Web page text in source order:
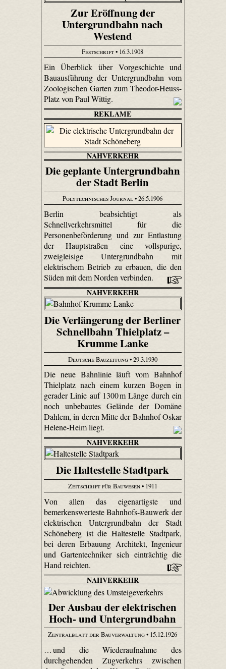
Zur Eröffnung der
Untergrundbahn nach
Westend
Festschrift• 16.3.1908
Ein Überblick über Vorgeschichte und
Bauausführung der Untergrundbahn vom
Zoologischen Garten zum Theodor-Heuss-
Platz von Paul Wittig.
REKLAME
NAHVERKEHR
Die geplante Untergrundbahn
der Stadt Berlin
Polytechnisches Journal• 26.5.1906
Berlin beabsichtigt als
Schnellverkehrsmittel für die
Personenbeförderung und zur Entlastung
der Hauptstraßen eine vollspurige,
zweigleisige Untergrundbahn mit
elektrischem Betrieb zu erbauen, die den
Süden mit dem Norden verbinden.
NAHVERKEHR
Die Verlängerung der Berliner
Schnellbahn Thielplatz –
Krumme Lanke
Deutsche Bauzeitung• 29.3.1930
Die neue Bahnlinie läuft vom Bahnhof
Thiel­platz nach einem kurzen Bogen in
gerader Linie auf 1300 m Länge durch ein
noch unbebautes Gelände der Domäne
Dahlem, in deren Mitte der Bahnhof Oskar
Helene-Heim liegt.
NAHVERKEHR
Die Haltestelle Stadtpark
Zeitschrift für Bauwesen• 1911
Von allen das eigenartigste und
bemerkenswerteste Bahnhofs-Bauwerk der
elektrischen Untergrundbahn der Stadt
Schöneberg ist die Haltestelle Stadtpark,
bei deren Erbauung Architekt, Ingenieur
und Gartentechniker sich einträchtig die
Hand reichten.
NAHVERKEHR
Der Ausbau der elektrischen
Hoch- und Untergrundbahn
Zentralblatt der Bauverwaltung• 15.12.1926
… und die Wiederaufnahme des
durchgehenden Zugverkehrs zwischen